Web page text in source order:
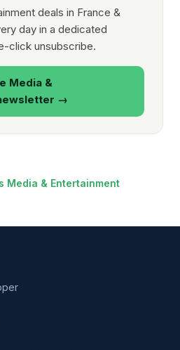
deals in France &
day in a dedicated
click unsubscribe.
Media &
→
Media & Entertainment